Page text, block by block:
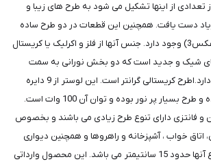
تعدادی از اینها تشکیل می شود به طرح های زیبا و
زیاد دست یافت. همچنین این قطعات در دو طرح ساده
(عکس2) و کریستالی (عکس3) وجود دارد. جنس آنها از فلز و اکرلیک یا کریستال
شیک و جدید است که دو بخش نورانی به سمت
بیرون و به سمت داخل دارد.اطرح کریستالی گرانتر است. این لوستر از 9 دایره
بزرگ و کوچکتشکیل شده و طرح بسیار پر نور بوده و توان آن 100 وات است.
و فانتزی دارای تنوع طرح زیادی می باشند و بخصوص
اتاق خواب ، آشپزخانه و راهروها و همچنین دیواری
استفاده می شوند. ارتفاع آنها حدود 15 سانتیمتر می باشد. این محصول وارداتی